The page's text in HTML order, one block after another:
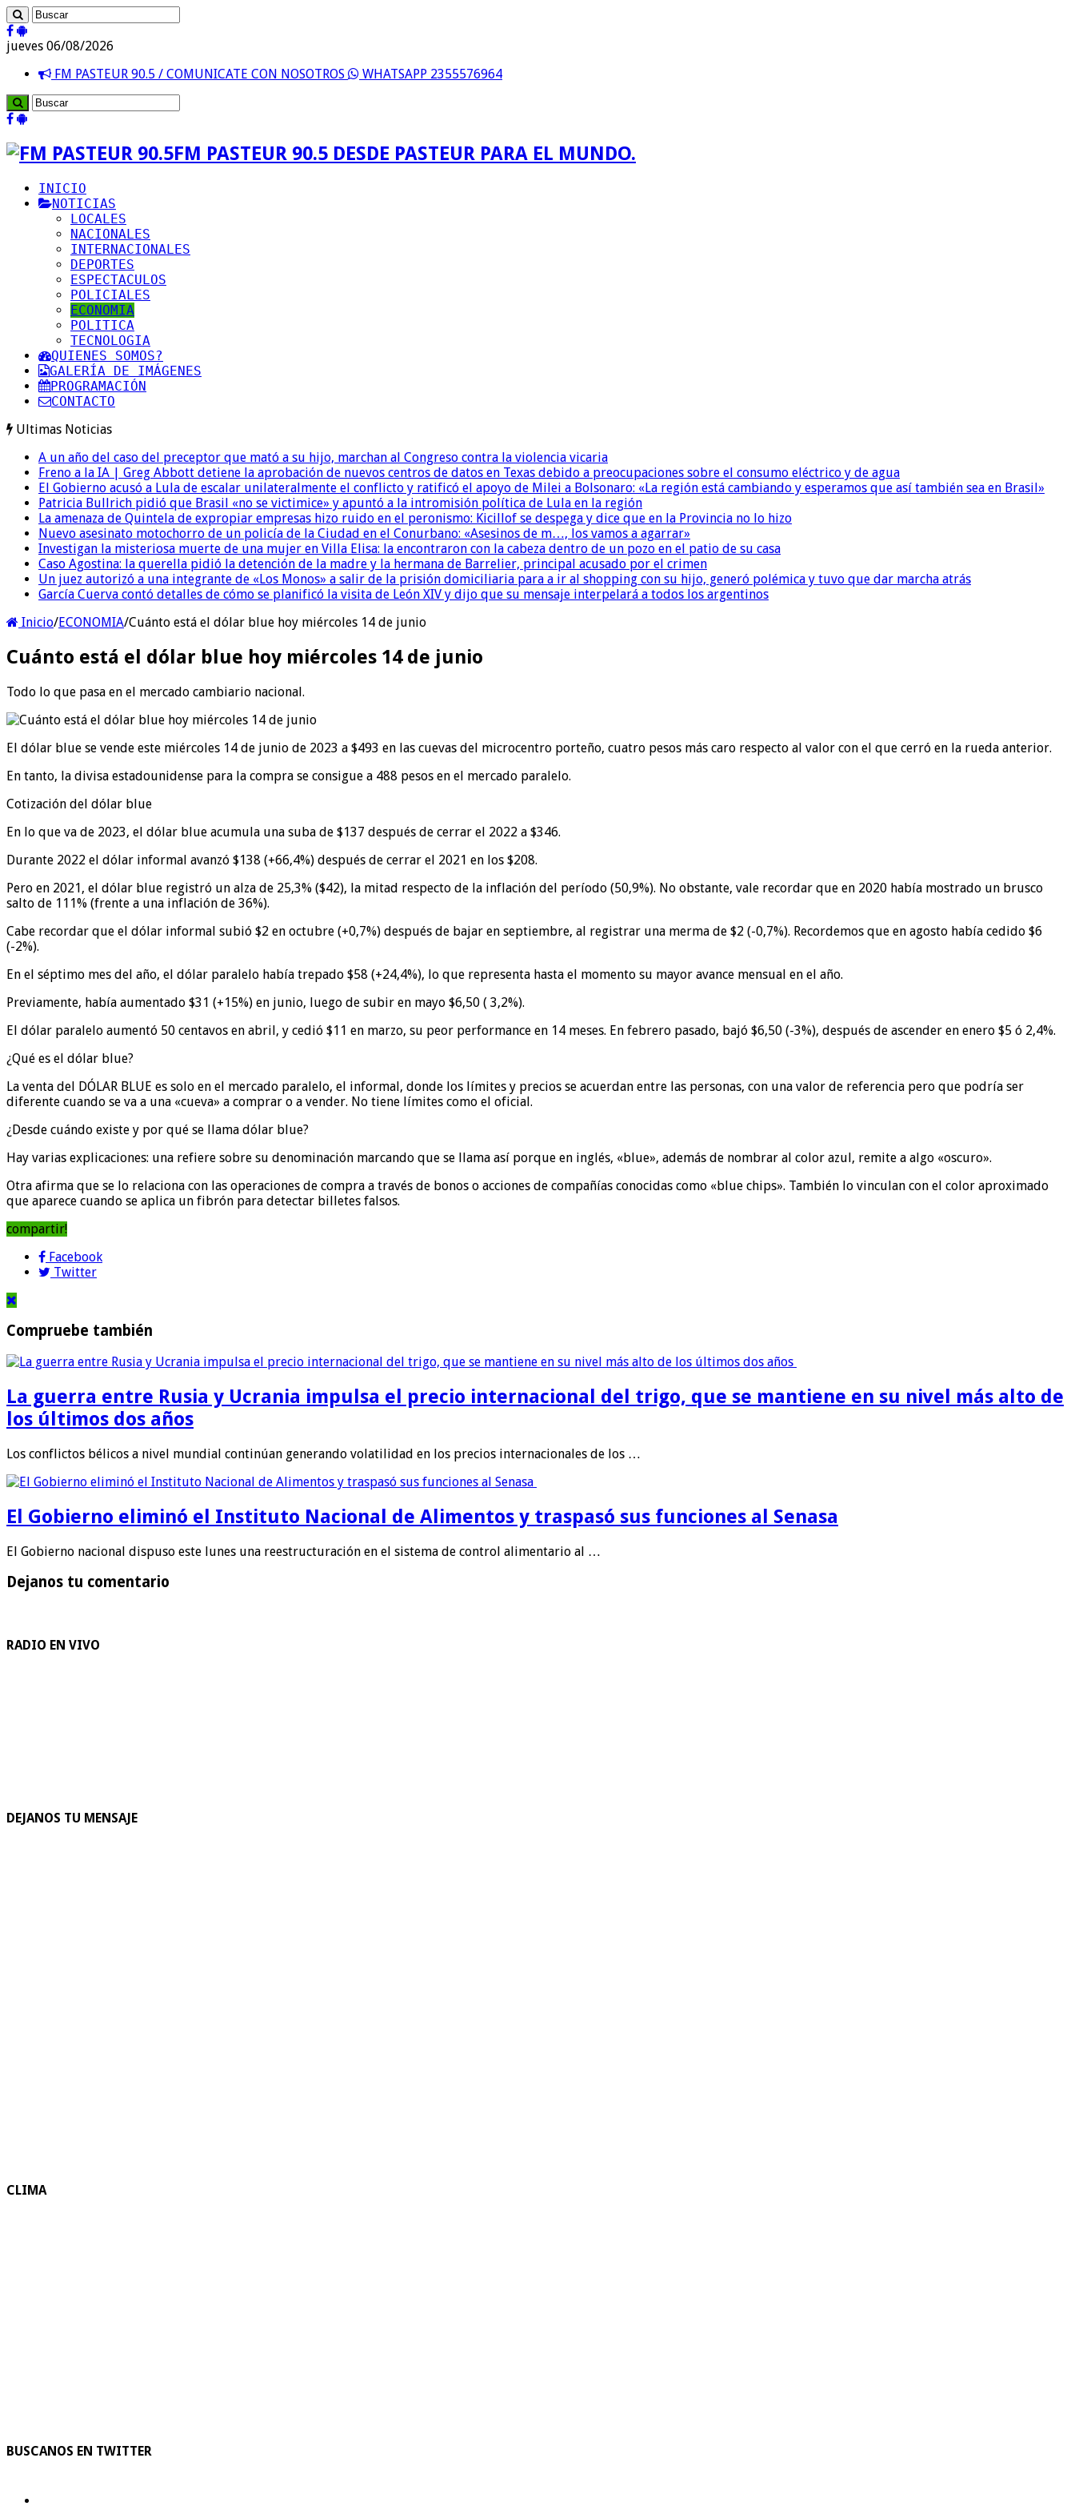
jueves 06/08/2026
FM PASTEUR 90.5 / COMUNICATE CON NOSOTROS
WHATSAPP 2355576964
FM PASTEUR 90.5 DESDE PASTEUR PARA EL MUNDO.
INICIO
NOTICIAS
LOCALES
NACIONALES
INTERNACIONALES
DEPORTES
ESPECTACULOS
POLICIALES
ECONOMIA
POLITICA
TECNOLOGIA
QUIENES SOMOS?
GALERÍA DE IMÁGENES
PROGRAMACIÓN
CONTACTO
Ultimas Noticias
A un año del caso del preceptor que mató a su hijo, marchan al Congreso contra la violencia vicaria
Freno a la IA | Greg Abbott detiene la aprobación de nuevos centros de datos en Texas debido a preocupaciones sobre el consumo eléctrico y de agua
El Gobierno acusó a Lula de escalar unilateralmente el conflicto y ratificó el apoyo de Milei a Bolsonaro: «La región está cambiando y esperamos que así también sea en Brasil»
Patricia Bullrich pidió que Brasil «no se victimice» y apuntó a la intromisión política de Lula en la región
La amenaza de Quintela de expropiar empresas hizo ruido en el peronismo: Kicillof se despega y dice que en la Provincia no lo hizo
Nuevo asesinato motochorro de un policía de la Ciudad en el Conurbano: «Asesinos de m…, los vamos a agarrar»
Investigan la misteriosa muerte de una mujer en Villa Elisa: la encontraron con la cabeza dentro de un pozo en el patio de su casa
Caso Agostina: la querella pidió la detención de la madre y la hermana de Barrelier, principal acusado por el crimen
Un juez autorizó a una integrante de «Los Monos» a salir de la prisión domiciliaria para a ir al shopping con su hijo, generó polémica y tuvo que dar marcha atrás
García Cuerva contó detalles de cómo se planificó la visita de León XIV y dijo que su mensaje interpelará a todos los argentinos
Inicio/ECONOMIA/Cuánto está el dólar blue hoy miércoles 14 de junio
Cuánto está el dólar blue hoy miércoles 14 de junio
Todo lo que pasa en el mercado cambiario nacional.
El dólar blue se vende este miércoles 14 de junio de 2023 a $493 en las cuevas del microcentro porteño, cuatro pesos más caro respecto al valor con el que cerró en la rueda anterior.
En tanto, la divisa estadounidense para la compra se consigue a 488 pesos en el mercado paralelo.
Cotización del dólar blue
En lo que va de 2023, el dólar blue acumula una suba de $137 después de cerrar el 2022 a $346.
Durante 2022 el dólar informal avanzó $138 (+66,4%) después de cerrar el 2021 en los $208.
Pero en 2021, el dólar blue registró un alza de 25,3% ($42), la mitad respecto de la inflación del período (50,9%). No obstante, vale recordar que en 2020 había mostrado un brusco
salto de 111% (frente a una inflación de 36%).
Cabe recordar que el dólar informal subió $2 en octubre (+0,7%) después de bajar en septiembre, al registrar una merma de $2 (-0,7%). Recordemos que en agosto había cedido $6
(-2%).
En el séptimo mes del año, el dólar paralelo había trepado $58 (+24,4%), lo que representa hasta el momento su mayor avance mensual en el año.
Previamente, había aumentado $31 (+15%) en junio, luego de subir en mayo $6,50 ( 3,2%).
El dólar paralelo aumentó 50 centavos en abril, y cedió $11 en marzo, su peor performance en 14 meses. En febrero pasado, bajó $6,50 (-3%), después de ascender en enero $5 ó 2,4%.
¿Qué es el dólar blue?
La venta del DÓLAR BLUE es solo en el mercado paralelo, el informal, donde los límites y precios se acuerdan entre las personas, con una valor de referencia pero que podría ser
diferente cuando se va a una «cueva» a comprar o a vender. No tiene límites como el oficial.
¿Desde cuándo existe y por qué se llama dólar blue?
Hay varias explicaciones: una refiere sobre su denominación marcando que se llama así porque en inglés, «blue», además de nombrar al color azul, remite a algo «oscuro».
Otra afirma que se lo relaciona con las operaciones de compra a través de bonos o acciones de compañías conocidas como «blue chips». También lo vinculan con el color aproximado
que aparece cuando se aplica un fibrón para detectar billetes falsos.
compartir!
Facebook
Twitter
Compruebe también
La guerra entre Rusia y Ucrania impulsa el precio internacional del trigo, que se mantiene en su nivel más alto de
los últimos dos años
Los conflictos bélicos a nivel mundial continúan generando volatilidad en los precios internacionales de los …
El Gobierno eliminó el Instituto Nacional de Alimentos y traspasó sus funciones al Senasa
El Gobierno nacional dispuso este lunes una reestructuración en el sistema de control alimentario al …
Dejanos tu comentario
RADIO EN VIVO
DEJANOS TU MENSAJE
CLIMA
BUSCANOS EN TWITTER